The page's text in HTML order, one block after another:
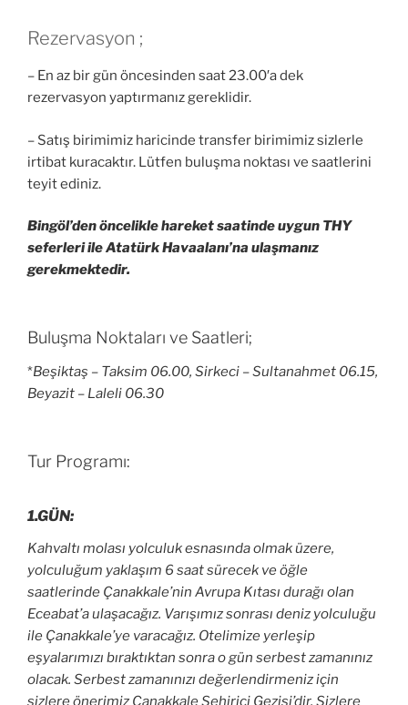
Rezervasyon ;
– En az bir gün öncesinden saat 23.00′a dek
rezervasyon yaptırmanız gereklidir.
– Satış birimimiz haricinde transfer birimimiz sizlerle
irtibat kuracaktır. Lütfen buluşma noktası ve saatlerini
teyit ediniz.
Bingöl’den öncelikle hareket saatinde uygun THY
seferleri ile Atatürk Havaalanı’na ulaşmanız
gerekmektedir.
Buluşma Noktaları ve Saatleri;
*Beşiktaş – Taksim 06.00, Sirkeci – Sultanahmet 06.15,
Beyazit – Laleli 06.30
Tur Programı:
1.GÜN:
Kahvaltı molası yolculuk esnasında olmak üzere,
yolculuğum yaklaşım 6 saat sürecek ve öğle
saatlerinde Çanakkale’nin Avrupa Kıtası durağı olan
Eceabat’a ulaşacağız. Varışımız sonrası deniz yolculuğu
ile Çanakkale’ye varacağız. Otelimize yerleşip
eşyalarımızı bıraktıktan sonra o gün serbest zamanınız
olacak. Serbest zamanınızı değerlendirmeniz için
sizlere önerimiz Çanakkale Şehiriçi Gezisi’dir. Sizlere